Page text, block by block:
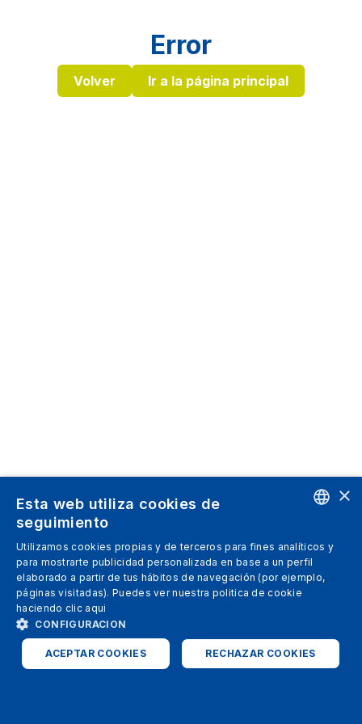
Error
Volver Ir a la página principal
SPANISH
ITALIAN
ENGLISH
×
Esta web utiliza cookies de
seguimiento
Utilizamos cookies propias y de terceros para fines analíticos y
para mostrarte publicidad personalizada en base a un perfil
elaborado a partir de tus hábitos de navegación (por ejemplo,
páginas visitadas). Puedes ver nuestra politica de cookie
haciendo clic aqui
CONFIGURACION
ACEPTAR COOKIES RECHAZAR COOKIES